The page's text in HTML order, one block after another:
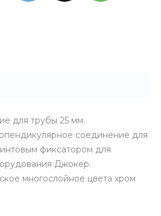
для трубы 25 мм.
соединение для
фиксатором для
Джокер.
многослойное цвета хром